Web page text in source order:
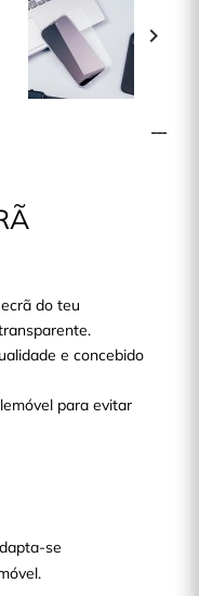

do teu
e concebido
para evitar
se